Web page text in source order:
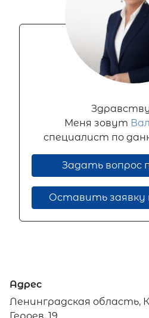
Меня зовут
специалист по
Задать вопрос
Оставить заявку
Адрес
Ленинградская область,